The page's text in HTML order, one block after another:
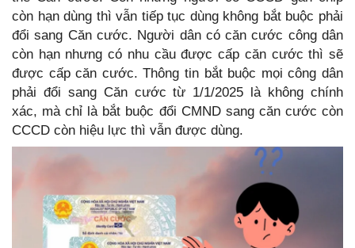
còn hạn dùng thì vẫn tiếp tục dùng không bắt buộc phải
đổi sang Căn cước. Người dân có căn cước công dân
còn hạn nhưng có nhu cầu được cấp căn cước thì sẽ
được cấp căn cước. Thông tin bắt buộc mọi công dân
phải đổi sang Căn cước từ 1/1/2025 là không chính
xác, mà chỉ là bắt buộc đổi CMND sang căn cước còn
CCCD còn hiệu lực thì vẫn được dùng.